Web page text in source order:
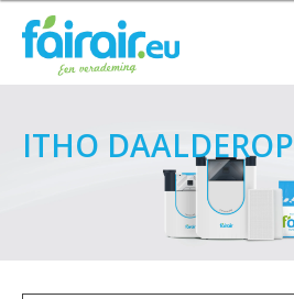
ITHO DAALDEROP